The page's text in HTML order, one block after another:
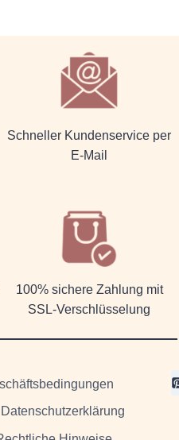
Schneller Kundenservice per
E-Mail
100% sichere Zahlung mit
SSL-Verschlüsselung
Datenschutzerklärung